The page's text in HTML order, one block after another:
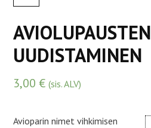
AVIOLUPAUSTEN
UUDISTAMINEN
3,00€ (sis. ALV)
Avioparin nimet vihkimisen